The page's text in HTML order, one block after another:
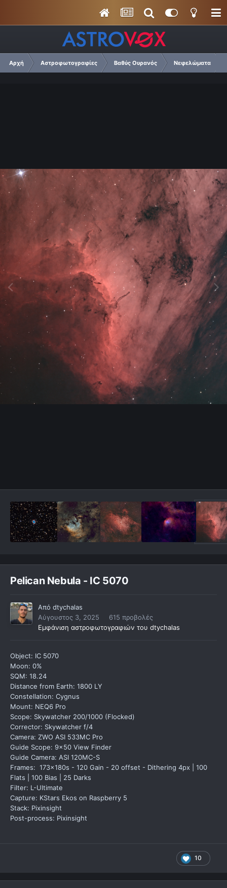
Αρχή Αστροφωτογραφίες Βαθύς Ουρανός Νεφελώματα
Pelican Nebula - IC 5070
Από dtychalas
Αύγουστος 3, 2025
615 προβολές
Εμφάνιση αστροφωτογραφιών του dtychalas
Object: IC 5070
Moon: 0%
SQM: 18.24
Distance from Earth: 1800 LY
Constellation: Cygnus
Mount: NEQ6 Pro
Scope: Skywatcher 200/1000 (Flocked)
Corrector: Skywatcher f/4
Camera: ZWO ASI 533MC Pro
Guide Scope: 9x50 View Finder
Guide Camera: ASI 120MC-S
Frames: 173x180s - 120 Gain - 20 offset - Dithering 4px | 100
Flats | 100 Bias | 25 Darks
Filter: L-Ultimate
Capture: KStars Ekos on Raspberry 5
Stack: Pixinsight
Post-process: Pixinsight
10